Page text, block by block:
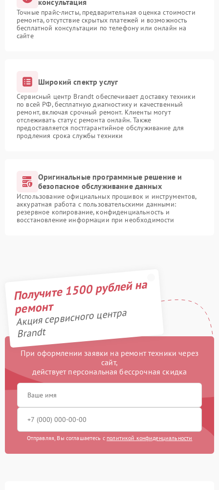
консультация
Точные прайс-листы, предварительная оценка стоимости
ремонта, отсутствие скрытых платежей и возможность
бесплатной консультации по телефону или онлайн на
сайте
Широкий спектр услуг
Сервисный центр Brandt обеспечивает доставку техники
по всей РФ, бесплатную диагностику и качественный
ремонт, включая срочный ремонт. Клиенты могут
отслеживать статус ремонта онлайн. Также
предоставляется постгарантийное обслуживание для
продления срока службы техники
Оригинальные программные решение и
безопасное обслуживание данных
Использование официальных прошивок и инструментов,
аккуратная работа с пользовательскими данными:
резервное копирование, конфиденциальность и
восстановление информации при необходимости
Получите 1500 рублей на
ремонт
Акция сервисного центра
Brandt
При оформлении заявки на ремонт техники через
сайт,
действует персональная бессрочная скидка
Отправляя, Вы соглашаетесь с политикой конфиденциальности